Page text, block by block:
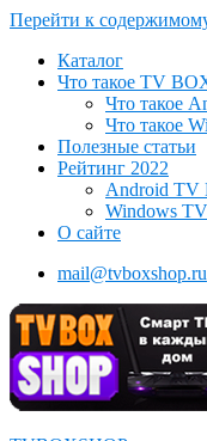
Перейти к
Каталог
Что такое TV
Что такое
Что такое
Полезные статьи
Рейтинг 2022
Android TV
Windows
О сайте
mail@tvboxshop.ru